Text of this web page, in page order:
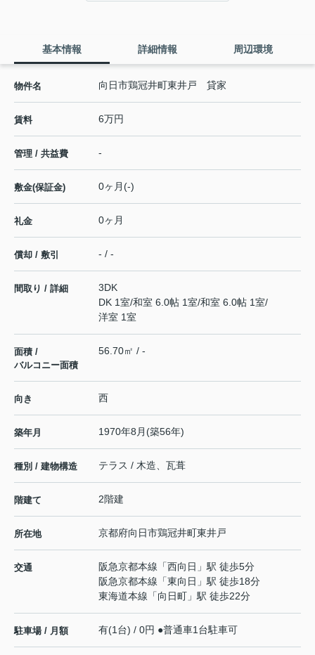
基本情報 詳細情報 周辺環境
物件名 向日市鶏冠井町東井戸 貸家
賃料 6万円
管理 / 共益費 -
敷金(保証金) 0ヶ月(-)
礼金 0ヶ月
償却 / 敷引 - / -
間取り / 詳細
3DK
DK 1室/和室 6.0帖 1室/和室 6.0帖 1室/
洋室 1室
面積 /
バルコニー面積
56.70㎡ / -
向き 西
築年月 1970年8月(築56年)
種別 / 建物構造 テラス / 木造、瓦葺
階建て 2階建
所在地 京都府向日市鶏冠井町東井戸
交通 阪急京都本線 「西向日 」駅 徒歩5分
阪急京都本線 「東向日 」駅 徒歩18分
東海道本線 「向日町 」駅 徒歩22分
駐車場 / 月額 有(1台) / 0円 ●普通車1台駐車可